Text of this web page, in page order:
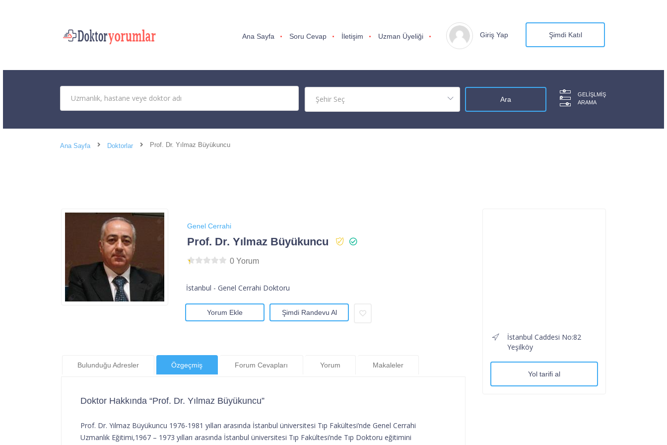
Ana Sayfa Soru Cevap İletişim Uzman Üyeliği Giriş Yap Şimdi Katıl
GELIŞLMIŞ
ARAMA
Ana Sayfa Doktorlar Prof. Dr. Yılmaz Büyükuncu
Genel Cerrahi
Prof. Dr. Yılmaz Büyükuncu
0 Yorum
İstanbul - Genel Cerrahi Doktoru
Yorum Ekle Şimdi Randevu Al
Bulunduğu Adresler Özgeçmiş Forum Cevapları Yorum Makaleler
Doktor Hakkında “Prof. Dr. Yılmaz Büyükuncu”
Prof. Dr. Yılmaz Büyükuncu 1976-1981 yılları arasında İstanbul üniversitesi Tıp Fakültesi’nde Genel Cerrahi
Uzmanlık Eğitimi,1967 – 1973 yılları arasında İstanbul üniversitesi Tıp Fakültesi’nde Tıp Doktoru eğitimini
İstanbul Caddesi No:82
Yeşilköy
Yol tarifi al